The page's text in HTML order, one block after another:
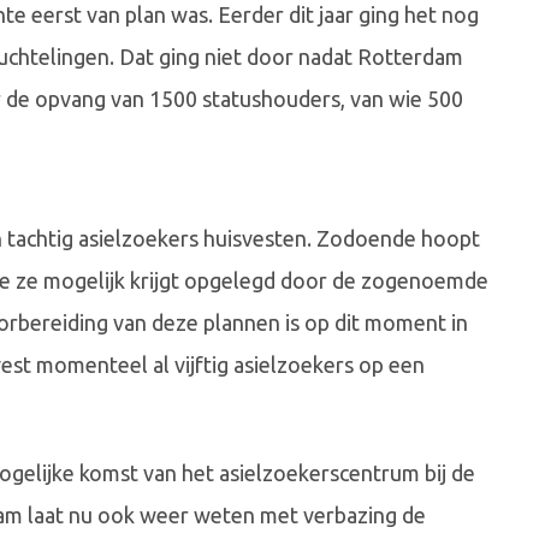
eerst van plan was. Eerder dit jaar ging het nog
Dat ging niet door nadat Rotterdam
opvang van 1500 statushouders, van wie 500
asielzoekers huisvesten. Zodoende hoopt
ze mogelijk krijgt opgelegd door de zogenoemde
van deze plannen is op dit moment in
momenteel al vijftig asielzoekers op een
komst van het asielzoekerscentrum bij de
laat nu ook weer weten met verbazing de